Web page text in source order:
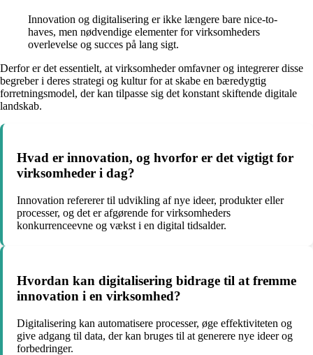
Innovation og digitalisering er ikke længere bare nice-to-
haves, men nødvendige elementer for virksomheders
overlevelse og succes på lang sigt.
Derfor er det essentielt, at virksomheder omfavner og integrerer disse
begreber i deres strategi og kultur for at skabe en bæredygtig
forretningsmodel, der kan tilpasse sig det konstant skiftende digitale
landskab.
Hvad er innovation, og hvorfor er det vigtigt for
virksomheder i dag?
Innovation refererer til udvikling af nye ideer, produkter eller
processer, og det er afgørende for virksomheders
konkurrenceevne og vækst i en digital tidsalder.
Hvordan kan digitalisering bidrage til at fremme
innovation i en virksomhed?
Digitalisering kan automatisere processer, øge effektiviteten og
give adgang til data, der kan bruges til at generere nye ideer og
forbedringer.